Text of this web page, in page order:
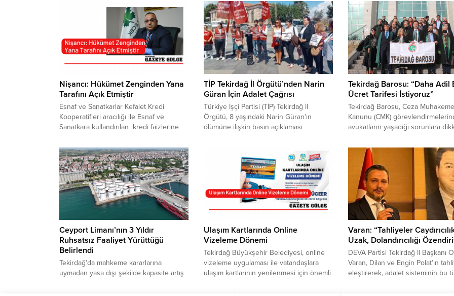
Nişancı: Hükümet Zenginden Yana
Tarafını Açık Etmiştir
Esnaf ve Sanatkarlar Kefalet Kredi
Kooperatifleri aracılığı ile Esnaf ve
Sanatkara kullandırılan kredi faizlerine
Gelecek Partisi İl Başkanı Recep Nişancı,
“İtibardan tasarruf olmaz diyerek
milletin emanet verdiği devlet hazinesini
çarçur edenler, bugün gözlerini esnafın
cebine dikmesi kabul edilemez” dedi.
Yanlış ekonomi politikaları uygulandığına
dikkat çeken...
TİP Tekirdağ İl Örgütü’nden Narin
Güran İçin Adalet Çağrısı
Türkiye İşçi Partisi (TİP) Tekirdağ İl
Örgütü, 8 yaşındaki Narin Güran’ın
ölümüne ilişkin basın açıklaması
İstanbul Sözleşmesi’nden çıkılmasının
sonuçlarına dikkat çekilirken, Narin’in
ölümüne ilişkin ihmaller ve şüpheler dile
getirildi. Yavaş, Narin Güran’ın
kaybolduğu ilk günden itibaren “Narin
nerede?” diye sorduklarını...
Tekirdağ Barosu: “Daha Adil
Ücret Tarifesi İstiyoruz”
Tekirdağ Barosu, Ceza
Kanunu (CMK)
avukatların yaşadığı sorunlara
bulundu. Tekirdağ Barosu
Egemen Gürcün, Tekirdağ Adliyesi
önünde yaptığı basın
Ceza Muhakemesi Kanunu (CMK)
kapsamında müdafi ve vekillik
yürüten avukatların sorunlarına
çekti. Gürcün, CMK
daha...
Ceyport Limanı’nın 3 Yıldır
Ruhsatsız Faaliyet Yürüttüğü
Belirlendi
Tekirdağ’da mahkeme kararlarına
uymadan yasa dışı şekilde kapasite artış
Ulaşım Kartlarında Online
Vizeleme Dönemi
Tekirdağ Büyükşehir Belediyesi, online
vizeleme uygulaması ile vatandaşlara
ulaşım kartlarının yenilenmesi için önemli
sistemi ile vatandaşlarımız kart
Varan: “Tahliyeler
Uzak, Dolandırıcılığı
DEVA Partisi Tekirdağ İl Başkanı
Varan, Dilan ve Engin Polat’ın
eleştirerek, adalet sisteminin bu